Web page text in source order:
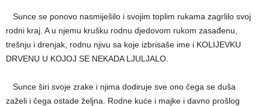
Sunce se ponovo nasmiješilo i svojim toplim rukama zagrlilo svoj
rodni kraj. A u njemu krušku rodnu djedovom rukom zasađenu,
trešnju i drenjak, rodnu njivu sa koje izbrisaše ime i KOLIJEVKU
DRVENU U KOJOJ SE NEKADA LJULJALO.
Sunce širi svoje zrake i njima dodiruje sve ono čega se duša
zaželi i čega ostade željna. Rodne kuće i majke i davno prošlog